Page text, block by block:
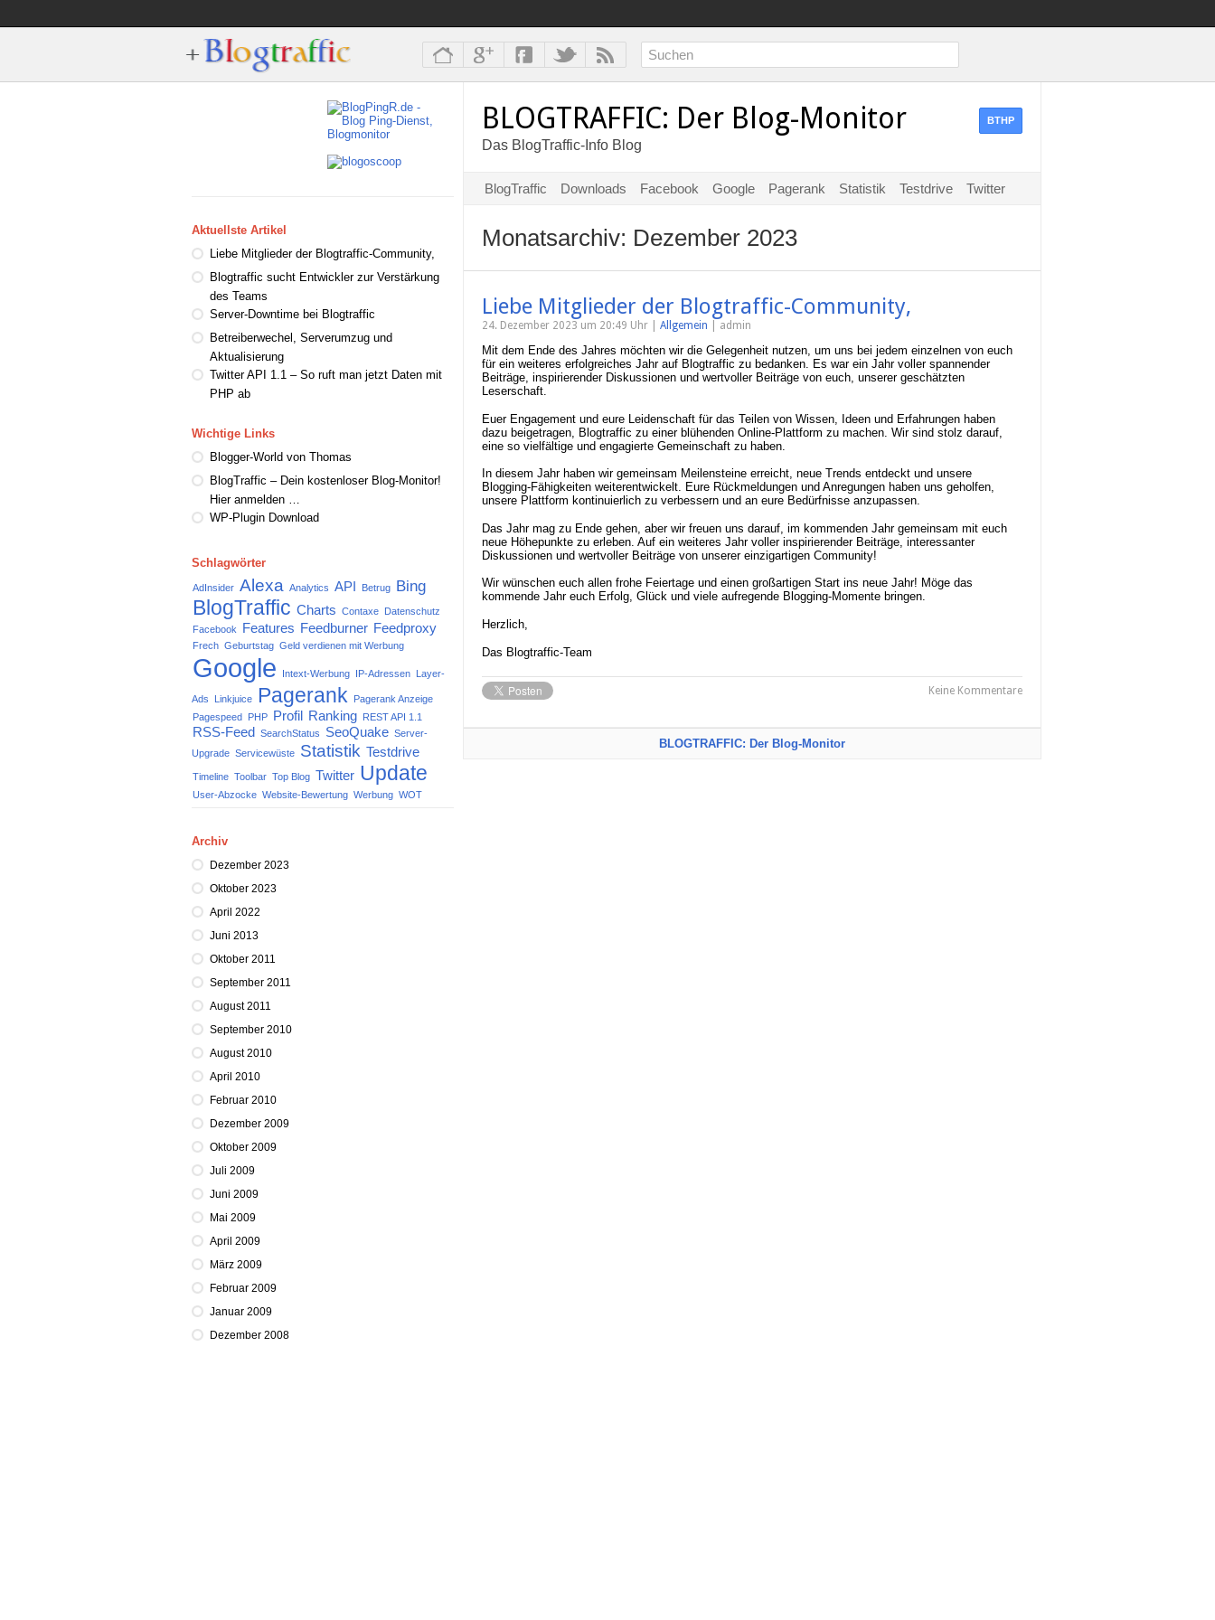
Aktuellste Artikel
Liebe Mitglieder der Blogtraffic-Community,
Blogtraffic sucht Entwickler zur Verstärkung
des Teams
Server-Downtime bei Blogtraffic
Betreiberwechel, Serverumzug und
Aktualisierung
Twitter API 1.1 – So ruft man jetzt Daten mit
PHP ab
Wichtige Links
Blogger-World von Thomas
BlogTraffic – Dein kostenloser Blog-Monitor!
Hier anmelden …
WP-Plugin Download
Schlagwörter
AdInsider Alexa Analytics API Betrug Bing
BlogTraffic Charts Contaxe Datenschutz
Facebook
Features Feedburner Feedproxy
Frech Geburtstag Geld verdienen mit Werbung
Google Intext-Werbung IP-Adressen Layer-
Ads Linkjuice Pagerank
Pagerank Anzeige
Pagespeed PHP Profil Ranking REST API 1.1
RSS-Feed SearchStatus SeoQuake Server-
Upgrade Servicewüste Statistik Testdrive
Timeline Toolbar Top Blog Twitter Update
User-Abzocke Website-Bewertung Werbung WOT
Archiv
Dezember 2023
Oktober 2023
April 2022
Juni 2013
Oktober 2011
September 2011
August 2011
September 2010
August 2010
April 2010
Februar 2010
Dezember 2009
Oktober 2009
Juli 2009
Juni 2009
Mai 2009
April 2009
März 2009
Februar 2009
Januar 2009
Dezember 2008
BLOGTRAFFIC: Der Blog-Monitor
Das BlogTraffic-Info Blog
BTHP
BlogTraffic Downloads Facebook Google Pagerank Statistik Testdrive Twitter
Monatsarchiv: Dezember 2023
Liebe Mitglieder der Blogtraffic-Community,
24. Dezember 2023 um 20:49 Uhr | Allgemein | admin
Mit dem Ende des Jahres möchten wir die Gelegenheit nutzen, um uns bei jedem einzelnen von euch
für ein weiteres erfolgreiches Jahr auf Blogtraffic zu bedanken. Es war ein Jahr voller spannender
Beiträge, inspirierender Diskussionen und wertvoller Beiträge von euch, unserer geschätzten
Leserschaft.
Euer Engagement und eure Leidenschaft für das Teilen von Wissen, Ideen und Erfahrungen haben
dazu beigetragen, Blogtraffic zu einer blühenden Online-Plattform zu machen. Wir sind stolz darauf,
eine so vielfältige und engagierte Gemeinschaft zu haben.
In diesem Jahr haben wir gemeinsam Meilensteine erreicht, neue Trends entdeckt und unsere
Blogging-Fähigkeiten weiterentwickelt. Eure Rückmeldungen und Anregungen haben uns geholfen,
unsere Plattform kontinuierlich zu verbessern und an eure Bedürfnisse anzupassen.
Das Jahr mag zu Ende gehen, aber wir freuen uns darauf, im kommenden Jahr gemeinsam mit euch
neue Höhepunkte zu erleben. Auf ein weiteres Jahr voller inspirierender Beiträge, interessanter
Diskussionen und wertvoller Beiträge von unserer einzigartigen Community!
Wir wünschen euch allen frohe Feiertage und einen großartigen Start ins neue Jahr! Möge das
kommende Jahr euch Erfolg, Glück und viele aufregende Blogging-Momente bringen.
Herzlich,
Das Blogtraffic-Team
Keine Kommentare
BLOGTRAFFIC: Der Blog-Monitor